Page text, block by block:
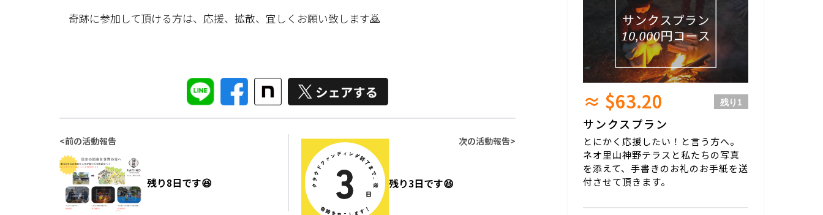
奇跡に参加して頂ける方は、応援、拡散、宜しくお願い致します🙇
<前の活動報告
残り8日です😆 残り3日です😆
次の活動報告>
≈ $63.20 残り 1
サンクスプラン
とにかく応援したい！と言う方へ。
ネオ里山神野テラスと私たちの写真
を添えて、手書きのお礼のお手紙を送
付させて頂きます。